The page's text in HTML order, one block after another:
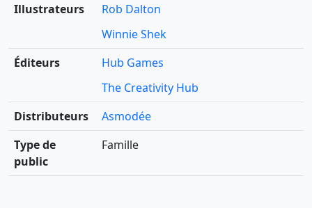
Illustrateurs
Rob Dalton
Winnie Shek
Éditeurs
Hub Games
The Creativity Hub
Distributeurs
Asmodée
Type de
public
Famille